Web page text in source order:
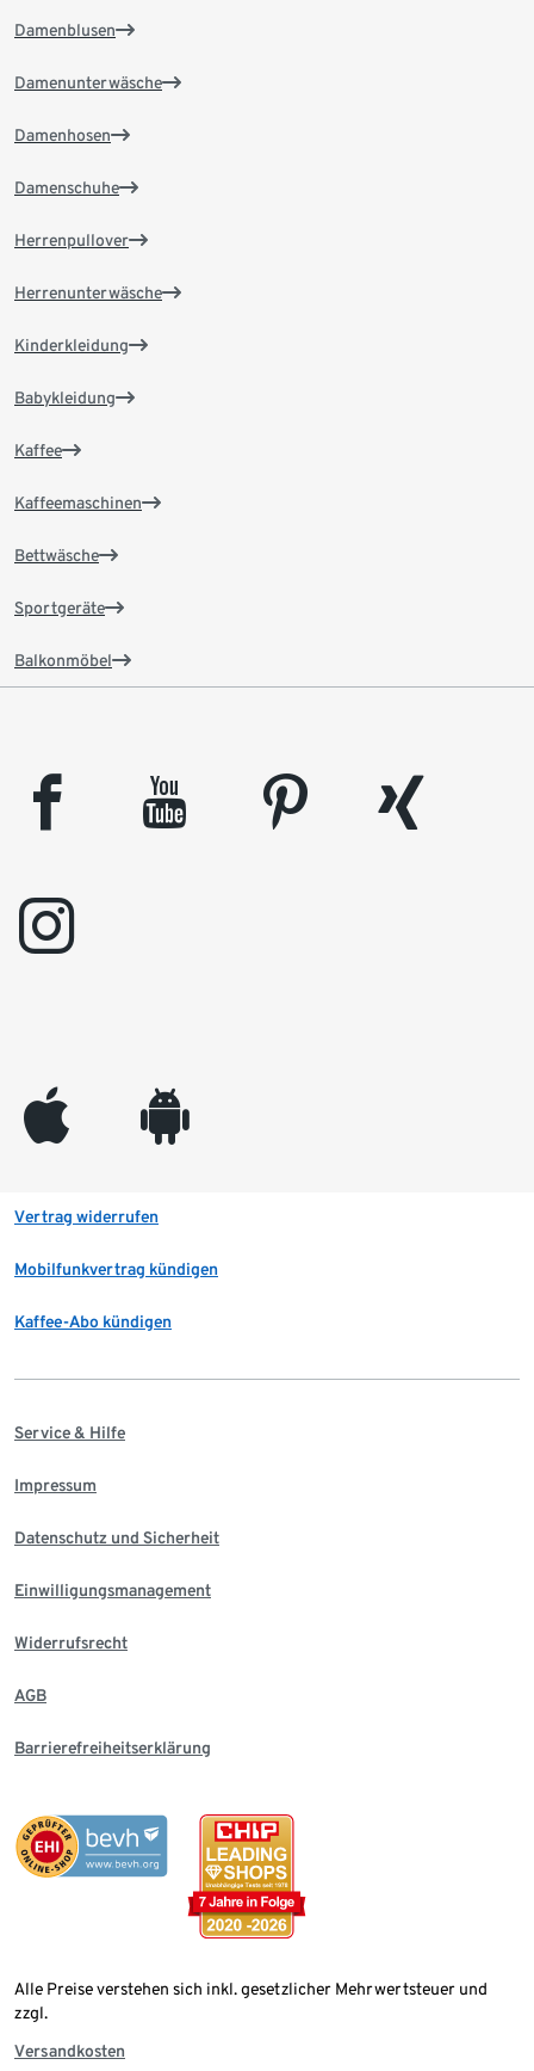
Damenblusen
Damenunterwäsche
Damenhosen
Damenschuhe
Herrenpullover
Herrenunterwäsche
Kinderkleidung
Babykleidung
Kaffee
Kaffeemaschinen
Bettwäsche
Sportgeräte
Balkonmöbel
facebook youtube pinterest
xing
instagram
appleinc android
Vertrag widerrufen
Mobilfunkvertrag kündigen
Kaffee-Abo kündigen
Service & Hilfe
Impressum
Datenschutz und Sicherheit
Einwilligungsmanagement
Widerrufsrecht
AGB
Barrierefreiheitserklärung
Alle Preise verstehen sich inkl. gesetzlicher Mehrwertsteuer und
zzgl.
Versandkosten